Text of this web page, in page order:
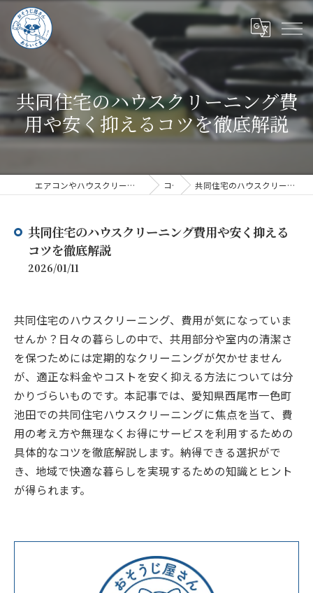
共同住宅のハウスクリーニング費
用や安く抑えるコツを徹底解説
エアコンやハウスクリーニングならハウスクリーニングあらいぐま コラム 共同住宅のハウスクリーニング費用や安く抑えるコツを徹底解説
共同住宅のハウスクリーニング費用や安く抑える
コツを徹底解説
2026/01/11
共同住宅のハウスクリーニング、費用が気になっていま
せんか？日々の暮らしの中で、共用部分や室内の清潔さ
を保つためには定期的なクリーニングが欠かせません
が、適正な料金やコストを安く抑える方法については分
かりづらいものです。本記事では、愛知県西尾市一色町
池田での共同住宅ハウスクリーニングに焦点を当て、費
用の考え方や無理なくお得にサービスを利用するための
具体的なコツを徹底解説します。納得できる選択がで
き、地域で快適な暮らしを実現するための知識とヒント
が得られます。